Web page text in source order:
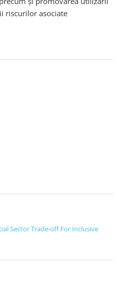
riscurilor asociate
Sector Trade-off For Inclusive